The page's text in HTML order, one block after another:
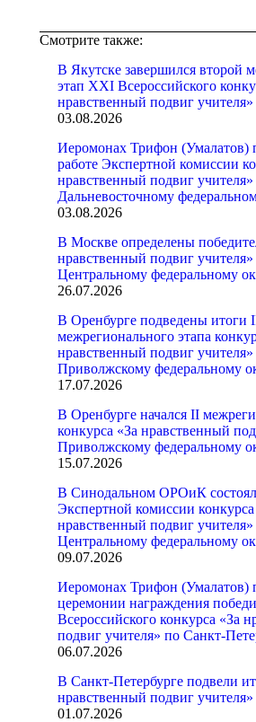
Смотрите также:
В Якутске завершился второй
этап XXI Всероссийского
нравственный подвиг учителя»
03.08.2026
Иеромонах Трифон (Умалатов)
работе Экспертной комиссии
нравственный подвиг
Дальневосточному
03.08.2026
В Москве определены
нравственный подвиг
Центральному федеральному
26.07.2026
В Оренбурге подведены итоги
межрегионального этапа
нравственный подвиг
Приволжскому федеральному
17.07.2026
В Оренбурге начался II
конкурса «За нравственный
Приволжскому федеральному
15.07.2026
В Синодальном ОРОиК
Экспертной комиссии конкурса
нравственный подвиг
Центральному федеральному
09.07.2026
Иеромонах Трифон (Умалатов)
церемонии награждения
Всероссийского конкурса «За
подвиг учителя» по Санкт-
06.07.2026
В Санкт-Петербурге подвели
нравственный подвиг учителя»
01.07.2026